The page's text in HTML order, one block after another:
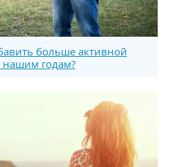
больше активной
годам?